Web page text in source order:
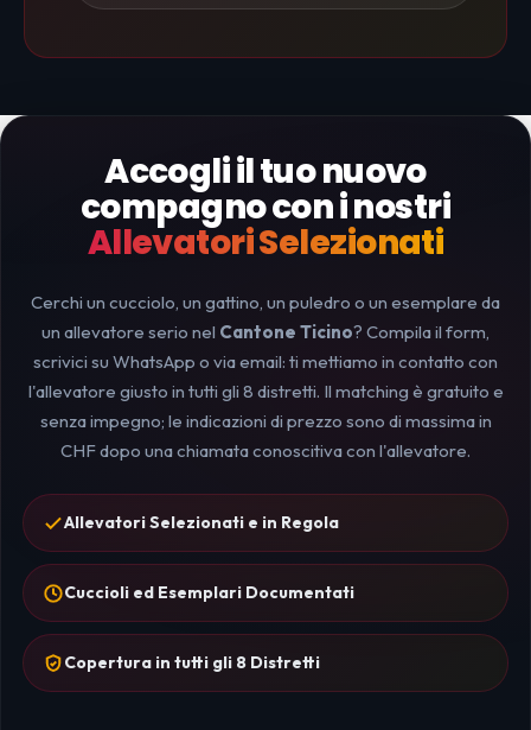
Accogli il tuo nuovo
compagno con i nostri
Allevatori Selezionati
Cerchi un cucciolo, un gattino, un puledro o un esemplare da
un allevatore serio nel Cantone Ticino? Compila il form,
scrivici su WhatsApp o via email: ti mettiamo in contatto con
l'allevatore giusto in tutti gli 8 distretti. Il matching è gratuito e
senza impegno; le indicazioni di prezzo sono di massima in
CHF dopo una chiamata conoscitiva con l'allevatore.
Allevatori Selezionati e in Regola
Cuccioli ed Esemplari Documentati
Copertura in tutti gli 8 Distretti